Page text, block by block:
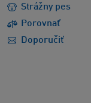
Strážny pes
Porovnať
Doporučiť